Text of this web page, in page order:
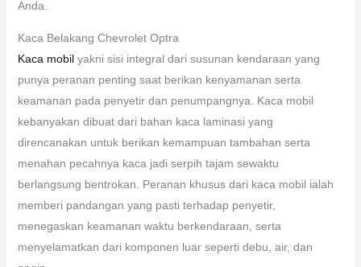
Anda.
Kaca Belakang Chevrolet Optra
Kaca mobilyakni sisi integral dari susunan kendaraan yang
punya peranan penting saat berikan kenyamanan serta
keamanan pada penyetir dan penumpangnya. Kaca mobil
kebanyakan dibuat dari bahan kaca laminasi yang
direncanakan untuk berikan kemampuan tambahan serta
menahan pecahnya kaca jadi serpih tajam sewaktu
berlangsung bentrokan. Peranan khusus dari kaca mobil ialah
memberi pandangan yang pasti terhadap penyetir,
menegaskan keamanan waktu berkendaraan, serta
menyelamatkan dari komponen luar seperti debu, air, dan